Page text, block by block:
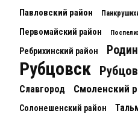
Павловский район
Первомайский район
Ребрихинский район
Рубцовск
Славгород Смоленский
Солонешенский район